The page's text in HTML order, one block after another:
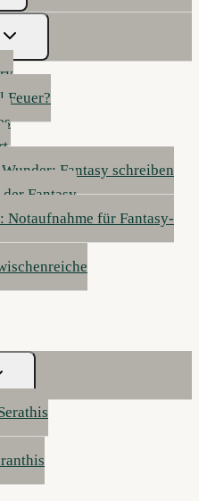
Untermenü
Feuer?
Fantasy schreiben
Fantasy
für Fantasy-